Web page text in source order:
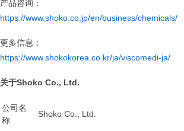
产品咨询：
https://www.shoko.co.jp/en/business/chemicals/
更多信息：
https://www.shokokorea.co.kr/ja/viscomedi-ja/
关于Shoko Co., Ltd.
公司名
称
Shoko Co., Ltd.